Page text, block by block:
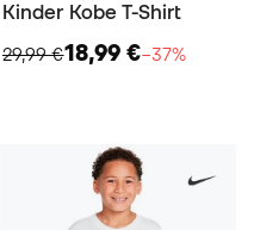
Kinder Kobe T-Shirt
29,99 €18,99 €−37%